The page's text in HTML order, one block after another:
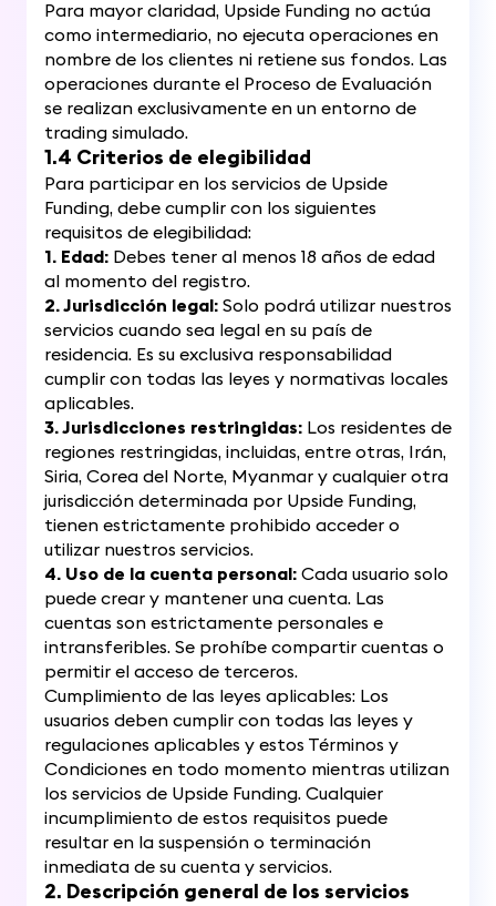
Para mayor claridad, Upside Funding no actúa
como intermediario, no ejecuta operaciones en
nombre de los clientes ni retiene sus fondos. Las
operaciones durante el Proceso de Evaluación
se realizan exclusivamente en un entorno de
trading simulado.
1.4 Criterios de elegibilidad
Para participar en los servicios de Upside
Funding, debe cumplir con los siguientes
requisitos de elegibilidad:
1. Edad: Debes tener al menos 18 años de edad
al momento del registro.
2. Jurisdicción legal: Solo podrá utilizar nuestros
servicios cuando sea legal en su país de
residencia. Es su exclusiva responsabilidad
cumplir con todas las leyes y normativas locales
aplicables.
3. Jurisdicciones restringidas: Los residentes de
regiones restringidas, incluidas, entre otras, Irán,
Siria, Corea del Norte, Myanmar y cualquier otra
jurisdicción determinada por Upside Funding,
tienen estrictamente prohibido acceder o
utilizar nuestros servicios.
4. Uso de la cuenta personal: Cada usuario solo
puede crear y mantener una cuenta. Las
cuentas son estrictamente personales e
intransferibles. Se prohíbe compartir cuentas o
permitir el acceso de terceros.
Cumplimiento de las leyes aplicables: Los
usuarios deben cumplir con todas las leyes y
regulaciones aplicables y estos Términos y
Condiciones en todo momento mientras utilizan
los servicios de Upside Funding. Cualquier
incumplimiento de estos requisitos puede
resultar en la suspensión o terminación
inmediata de su cuenta y servicios.
2. Descripción general de los servicios